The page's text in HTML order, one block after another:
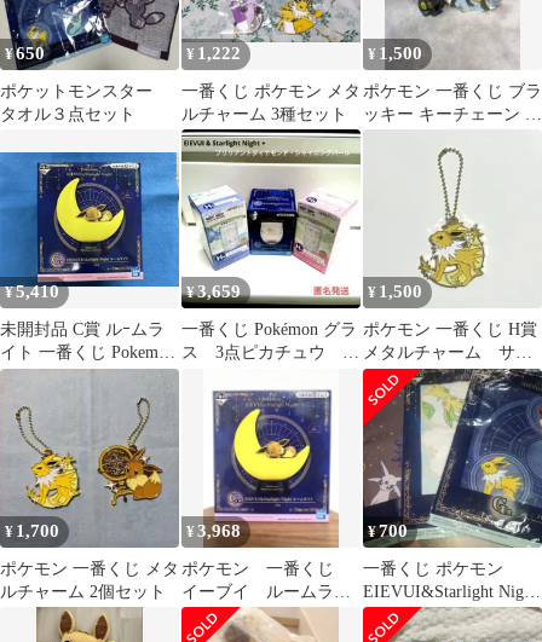
¥650
ポケットモンスター
タオル３点セット
¥ 1,222
一番くじ ポケモン メタ
ルチャーム 3種セット
¥ 1,500
ポケモン 一番くじ ブラ
ッキー キーチェーン チ
¥5,410
未開封品 C賞 ルｰムラ
イト 一番くじ Pokemon
EIEVUI&Starlight Night
ポケットモンスタｰ
¥3,659
一番くじ Pokémon グラ
ス 3点ピカチュウ イ
ナエトル
¥ 1,500
ポケモン 一番くじ H賞
メタルチャーム サン
ダース
¥ 1,700
ポケモン 一番くじ メタ
ルチャーム 2個セット
¥3,968
ポケモン 一番くじ
イーブイ ルームライ
ト
¥700
一番くじ ポケモン
EIEVUI&Starlight Night
タオルセット